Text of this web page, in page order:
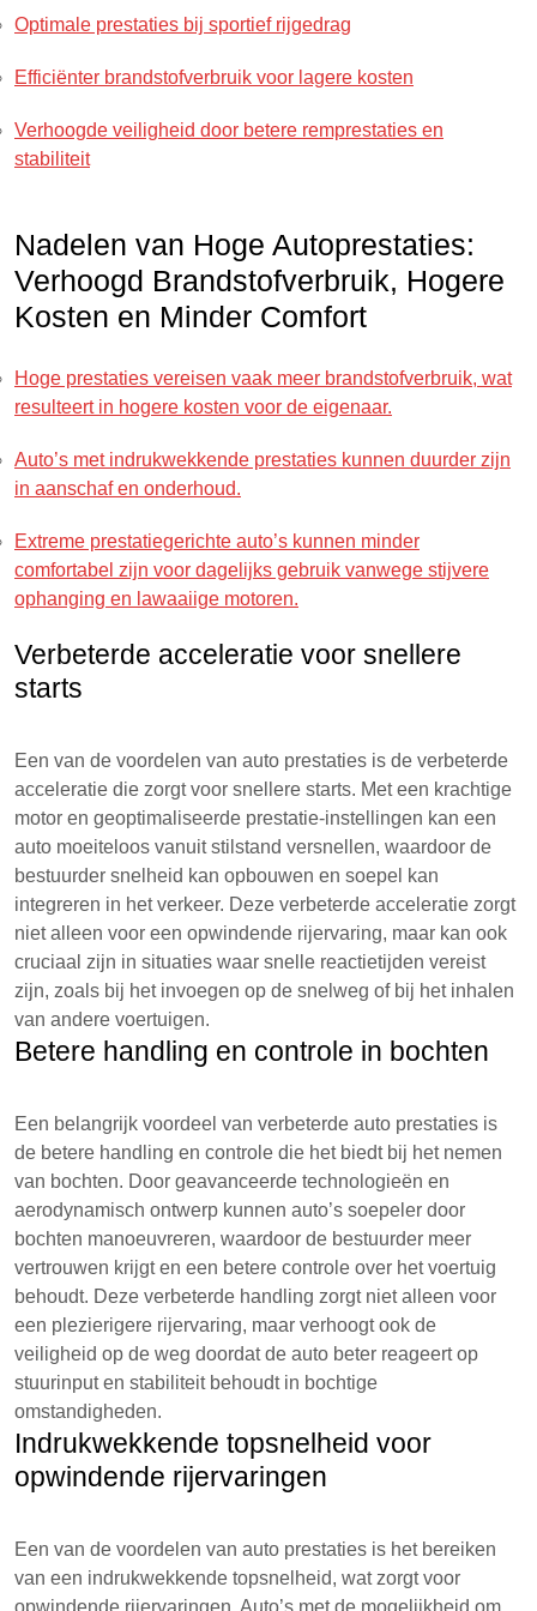
Optimale prestaties bij sportief rijgedrag
Efficiënter brandstofverbruik voor lagere kosten
Verhoogde veiligheid door betere remprestaties en
stabiliteit
Nadelen van Hoge Autoprestaties:
Verhoogd Brandstofverbruik, Hogere
Kosten en Minder Comfort
Hoge prestaties vereisen vaak meer brandstofverbruik, wat
resulteert in hogere kosten voor de eigenaar.
Auto’s met indrukwekkende prestaties kunnen duurder zijn
in aanschaf en onderhoud.
Extreme prestatiegerichte auto’s kunnen minder
comfortabel zijn voor dagelijks gebruik vanwege stijvere
ophanging en lawaaiige motoren.
Verbeterde acceleratie voor snellere
starts
Een van de voordelen van auto prestaties is de verbeterde
acceleratie die zorgt voor snellere starts. Met een krachtige
motor en geoptimaliseerde prestatie-instellingen kan een
auto moeiteloos vanuit stilstand versnellen, waardoor de
bestuurder snelheid kan opbouwen en soepel kan
integreren in het verkeer. Deze verbeterde acceleratie zorgt
niet alleen voor een opwindende rijervaring, maar kan ook
cruciaal zijn in situaties waar snelle reactietijden vereist
zijn, zoals bij het invoegen op de snelweg of bij het inhalen
van andere voertuigen.
Betere handling en controle in bochten
Een belangrijk voordeel van verbeterde auto prestaties is
de betere handling en controle die het biedt bij het nemen
van bochten. Door geavanceerde technologieën en
aerodynamisch ontwerp kunnen auto’s soepeler door
bochten manoeuvreren, waardoor de bestuurder meer
vertrouwen krijgt en een betere controle over het voertuig
behoudt. Deze verbeterde handling zorgt niet alleen voor
een plezierigere rijervaring, maar verhoogt ook de
veiligheid op de weg doordat de auto beter reageert op
stuurinput en stabiliteit behoudt in bochtige
omstandigheden.
Indrukwekkende topsnelheid voor
opwindende rijervaringen
Een van de voordelen van auto prestaties is het bereiken
van een indrukwekkende topsnelheid, wat zorgt voor
opwindende rijervaringen. Auto’s met de mogelijkheid om